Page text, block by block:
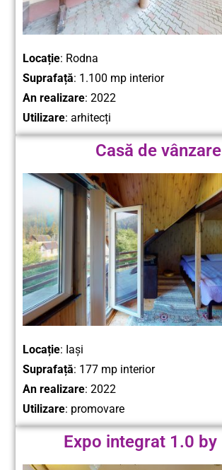
Locație: Rodna
Suprafață: 1.100 mp interior
An realizare: 2022
Utilizare: arhitecți
Casă de vânzare
Locație: Iași
Suprafață: 177 mp interior
An realizare: 2022
Utilizare: promovare
Expo integrat 1.0 by